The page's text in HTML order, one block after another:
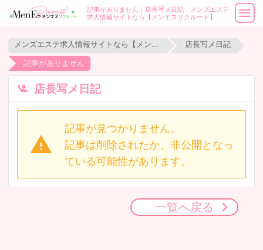
記事がありません｜店長写メ日記｜メンズエステ
求人情報サイトなら【メンエスリクルート】
店長写メ日記
記事がありません
店長写メ日記
記事が見つかりません。
記事は削除されたか、非公開となっ
ている可能性があります。
一覧へ戻る